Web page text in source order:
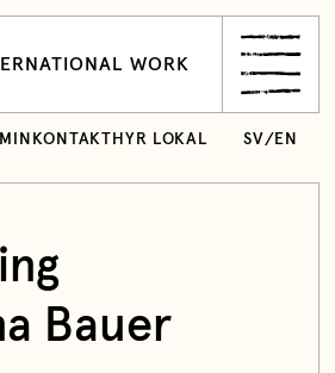
WORK
KONTAKT HYR LOKAL SV/ EN
Bauer